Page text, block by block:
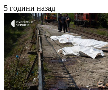
5 години назад